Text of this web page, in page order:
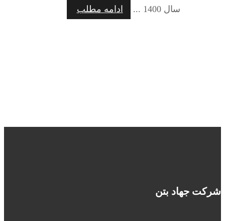
سال 1400 ...
ادامه مطلب
شرکت جهاد بتن